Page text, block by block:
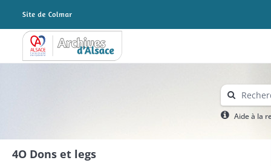
Archives Alsace - Colmar
Aide à la
4O Dons et legs